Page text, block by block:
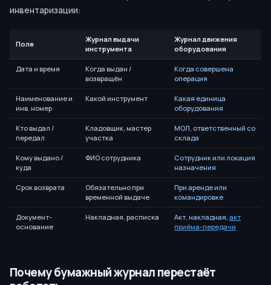
инвентаризации:
Поле
Журнал выдачи
инструмента
Журнал движения
оборудования
Дата и время
Когда выдан /
возвращён
Когда совершена
операция
Наименование и
инв. номер
Какой инструмент
Какая единица
оборудования
Кто выдал /
передал
Кладовщик, мастер
участка
МОЛ, ответственный со
склада
Кому выдано /
куда
ФИО сотрудника
Сотрудник или локация
назначения
Срок возврата
Обязательно при
временной выдаче
При аренде или
командировке
Документ-
основание
Накладная, расписка Акт, накладная, акт
приёма-передачи
Почему бумажный журнал перестаёт